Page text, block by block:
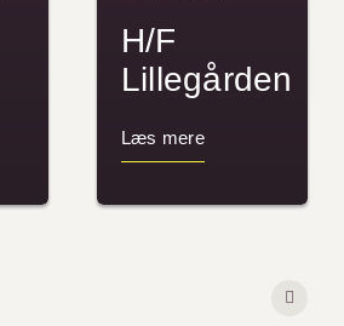
H/F
Lillegården
Læs mere